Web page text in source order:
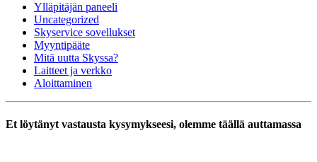
Ylläpitäjän paneeli
Uncategorized
Skyservice sovellukset
Myyntipääte
Mitä uutta Skyssa?
Laitteet ja verkko
Aloittaminen
Et löytänyt vastausta kysymykseesi, olemme täällä auttamassa